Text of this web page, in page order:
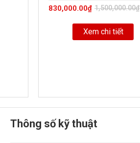
0
1,500,000.00₫
830,000.00₫
Xem chi tiết
Thông số kỹ thuật